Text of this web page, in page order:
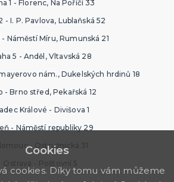
1 - Florenc, Na Poříčí 33
- I. P. Pavlova, Lublaňská 52
- Náměstí Míru, Rumunská 21
5 - Anděl, Vltavská 28
nám., Dukelských hrdinů 18
- Brno střed, Pekařská 12
Králové - Divišova 1
- Náměstí republiky 29
- Ostružnická 31
Ostrava - Poštovní 5
Cookies
cookies. Díky tomu vám můžeme